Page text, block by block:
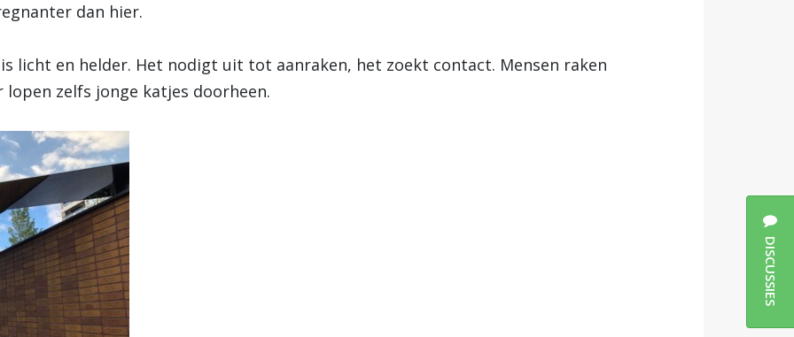
dan hier.
licht en helder. Het nodigt uit tot aanraken, het zoekt contact. Mensen raken
zelfs jonge katjes doorheen.
DISCUSSIES